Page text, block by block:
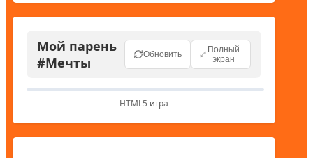
Мой парень
#Мечты
Обновить
Полный
экран
HTML5 игра